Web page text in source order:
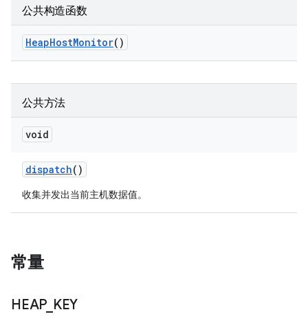
公共构造函数
HeapHostMonitor()
公共方法
void
dispatch()
收集并发出当前主机数据值。
常量
HEAP_ KEY